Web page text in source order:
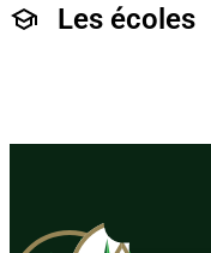
Les écoles